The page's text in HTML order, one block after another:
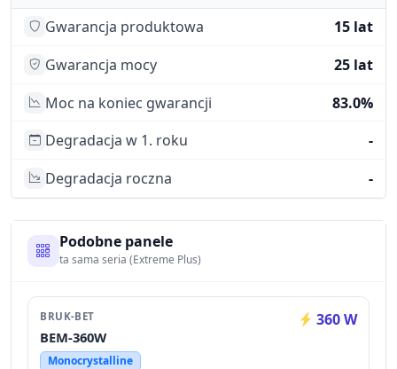
Gwarancja produktowa
15 lat
Gwarancja mocy
25 lat
Moc na koniec gwarancji
83.0%
Degradacja w 1. roku
-
Degradacja roczna
-
Podobne panele
ta sama seria (Extreme Plus)
BRUK-BET 360 W
BEM-360W
Monocrystalline